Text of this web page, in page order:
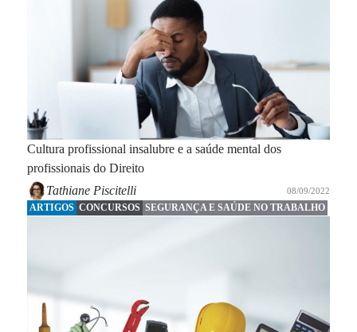
Cultura profissional insalubre e a saúde mental dos
profissionais do Direito
Tathiane Piscitelli
08/09/2022
ARTIGOS CONCURSOS SEGURANÇA E SAÚDE NO TRABALHO